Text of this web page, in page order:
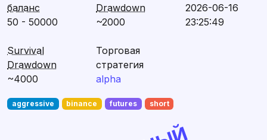
баланс
50 - 50000
Drawdown
~2000
2026-06-16
23:25:49
Survival
Drawdown
~4000
Торговая
стратегия
alpha
aggressive binance futures short